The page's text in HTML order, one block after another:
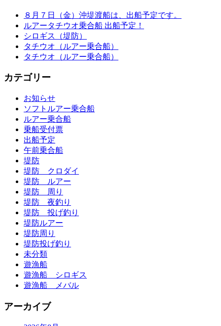
８月７日（金）沖堤渡船は、出船予定です。
ルアータチウオ乗合船 出船予定！
シロギス（堤防）
タチウオ（ルアー乗合船）
タチウオ（ルアー乗合船）
カテゴリー
お知らせ
ソフトルアー乗合船
ルアー乗合船
乗船受付票
出船予定
午前乗合船
堤防
堤防 クロダイ
堤防 ルアー
堤防 周り
堤防 夜釣り
堤防 投げ釣り
堤防ルアー
堤防周り
堤防投げ釣り
未分類
遊漁船
遊漁船 シロギス
遊漁船 メバル
アーカイブ